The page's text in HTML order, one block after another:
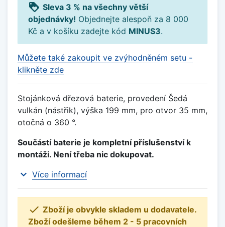
loyalty Sleva 3 % na všechny větší
objednávky! Objednejte alespoň za 8 000
Kč a v košíku zadejte kód MINUS3.
Můžete také zakoupit ve zvýhodněném setu -
klikněte zde
Stojánková dřezová baterie, provedení Šedá
vulkán (nástřik), výška 199 mm, pro otvor 35 mm,
otočná o 360 °.
Součástí baterie je kompletní příslušenství k
montáži. Není třeba nic dokupovat.
expand_more Více informací
 Zboží je obvykle skladem u dodavatele.
Zboží odešleme během 2 - 5 pracovních